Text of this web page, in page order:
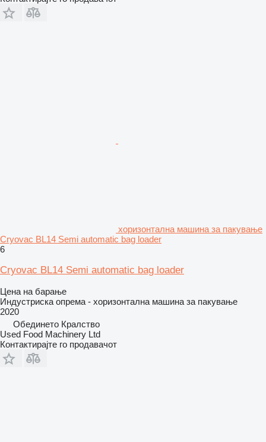
хоризонтална машина за пакување
Cryovac BL14 Semi automatic bag loader
6
Cryovac BL14 Semi automatic bag loader
Цена на барање
Индустриска опрема - хоризонтална машина за пакување
2020
Обединето Кралство
Used Food Machinery Ltd
Контактирајте го продавачот